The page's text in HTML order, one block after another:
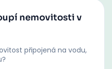
nemovitosti v
připojená na vodu,